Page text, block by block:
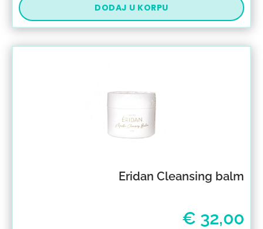
DODAJ U KORPU
Eridan Cleansing balm
€ 32,00